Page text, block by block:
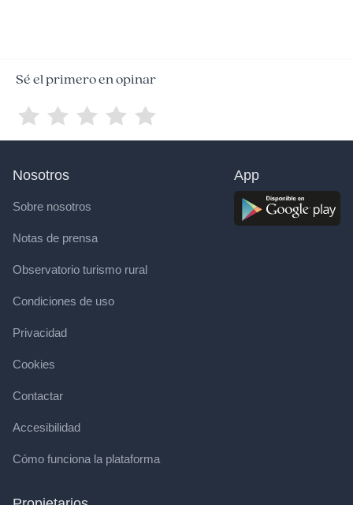
Sé el primero en opinar
Nosotros
Sobre nosotros
Notas de prensa
Observatorio turismo rural
Condiciones de uso
Privacidad
Cookies
Contactar
Accesibilidad
Cómo funciona la plataforma
App